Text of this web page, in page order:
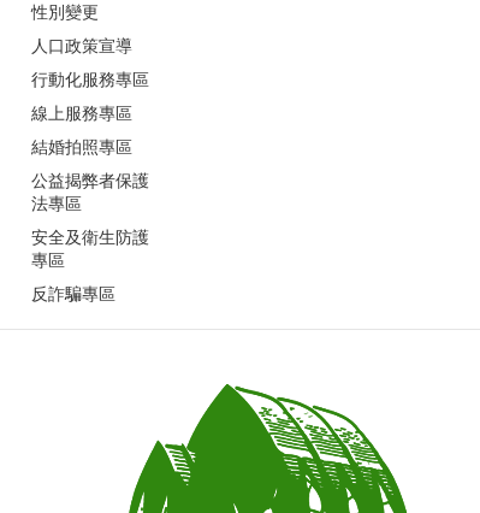
性別變更
人口政策宣導
行動化服務專區
線上服務專區
結婚拍照專區
公益揭弊者保護
法專區
安全及衛生防護
專區
反詐騙專區